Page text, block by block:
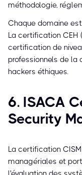
méthodologie,
Chaque domaine
La certification CEH
certification de
professionnels de la
hackers éthiques.
6. ISACA
Security
La certification
managériales et